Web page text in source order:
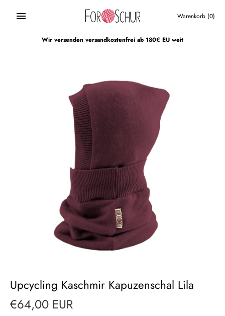
Warenkorb (0)
Wir versenden versandkostenfrei ab 180€ EU weit
Upcycling Kaschmir Kapuzenschal Lila
€64,00 EUR